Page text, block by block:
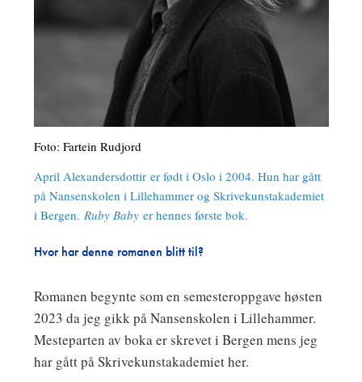
Foto: Fartein Rudjord
April Alexandersdottir er født i Oslo i 2004. Hun har gått
på Nansenskolen i Lillehammer og Skrivekunstakademiet
i Bergen. Ruby Baby er hennes første bok.
Hvor har denne romanen blitt til?
Romanen begynte som en semesteroppgave høsten
2023 da jeg gikk på Nansenskolen i Lillehammer.
Mesteparten av boka er skrevet i Bergen mens jeg
har gått på Skrivekunstakademiet her.